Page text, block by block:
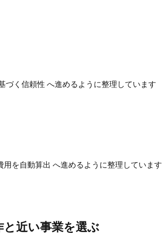
づく信頼性 へ進めるように整理しています
を自動算出 へ進めるように整理しています
近い事業を選ぶ